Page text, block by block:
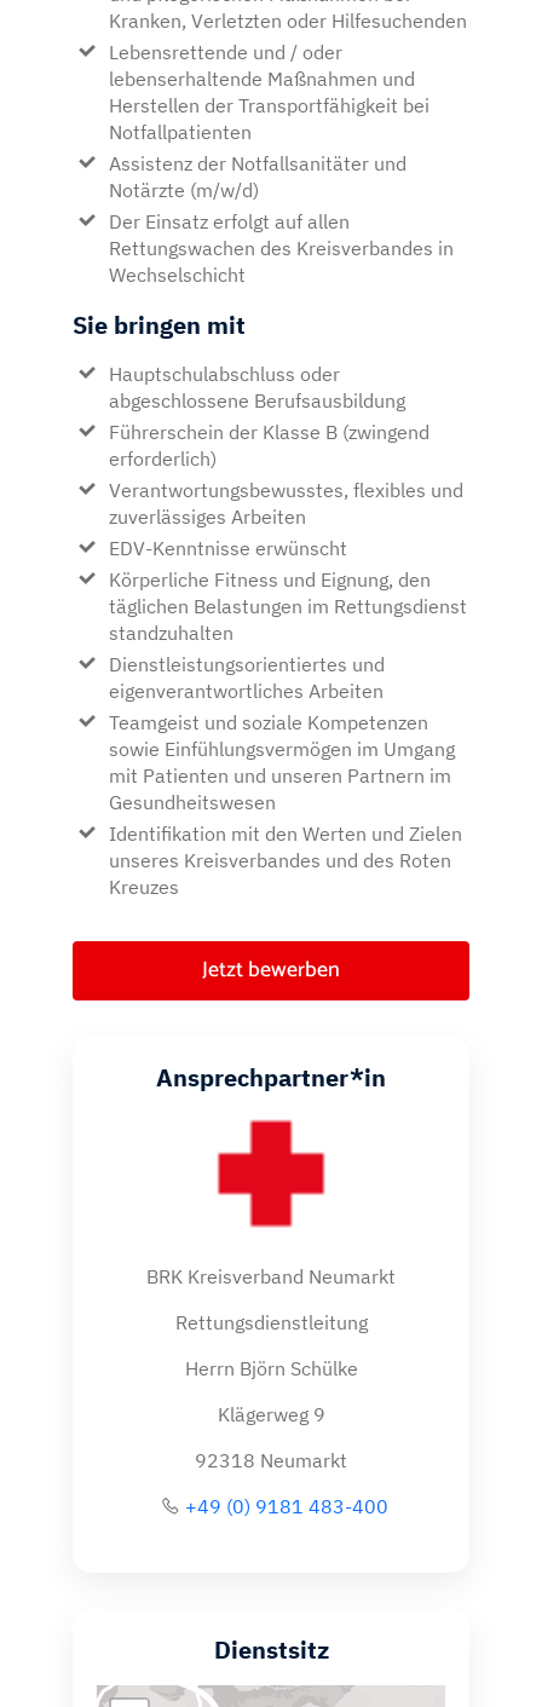
Kranken, Verletzten oder Hilfesuchenden
Lebensrettende und / oder
lebenserhaltende Maßnahmen und
Herstellen der Transportfähigkeit bei
Notfallpatienten
Assistenz der Notfallsanitäter und
Notärzte (m/w/d)
Der Einsatz erfolgt auf allen
Rettungswachen des Kreisverbandes in
Wechselschicht
Sie bringen mit
Hauptschulabschluss oder
abgeschlossene Berufsausbildung
Führerschein der Klasse B (zwingend
erforderlich)
Verantwortungsbewusstes, flexibles und
zuverlässiges Arbeiten
EDV-Kenntnisse erwünscht
Körperliche Fitness und Eignung, den
täglichen Belastungen im Rettungsdienst
standzuhalten
Dienstleistungsorientiertes und
eigenverantwortliches Arbeiten
Teamgeist und soziale Kompetenzen
sowie Einfühlungsvermögen im Umgang
mit Patienten und unseren Partnern im
Gesundheitswesen
Identifikation mit den Werten und Zielen
unseres Kreisverbandes und des Roten
Kreuzes
Jetzt bewerben
Ansprechpartner*in
BRK Kreisverband Neumarkt
Rettungsdienstleitung
Herrn Björn Schülke
Klägerweg 9
92318 Neumarkt
+49 (0) 9181 483-400
Dienstsitz